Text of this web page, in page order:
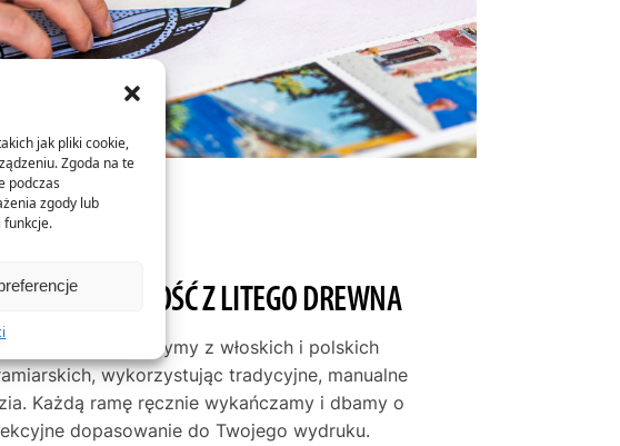
jak pliki cookie,
Zgoda na te
podczas
zgody lub
funkcje.
RAMKI – JAKOŚĆ Z LITEGO DREWNA
ramki tworzymy z włoskich i polskich
wykorzystując tradycyjne, manualne
Każdą ramę ręcznie wykańczamy i dbamy o
dopasowanie do Twojego wydruku.